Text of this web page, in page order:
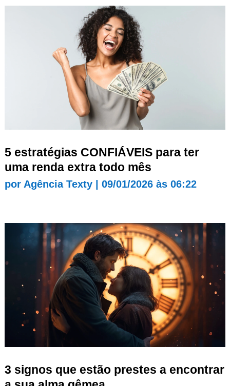
5 estratégias CONFIÁVEIS para ter
uma renda extra todo mês
por Agência Texty| 09/01/2026 às 06:22
3 signos que estão prestes a encontrar